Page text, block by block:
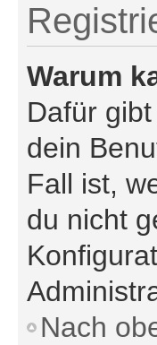
Warum
Dafür
dein
Fall ist,
du nicht
Nach